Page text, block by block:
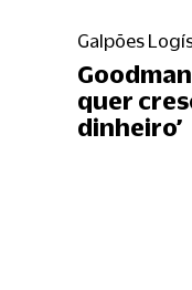
Galpões
quer
dinheiro’